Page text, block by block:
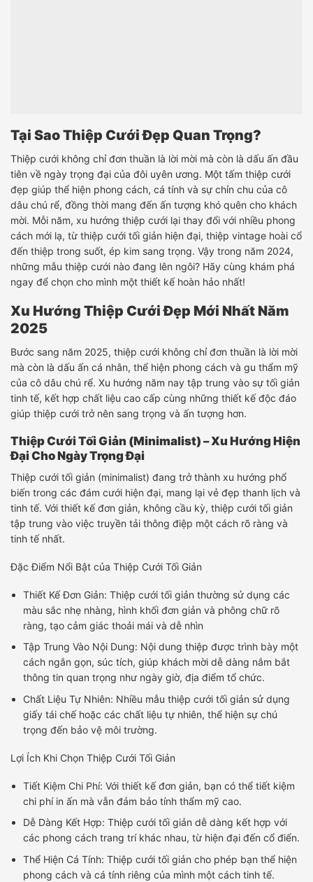
Tại Sao Thiệp Cưới Đẹp Quan Trọng?
Thiệp cưới không chỉ đơn thuần là lời mời mà còn là dấu ấn đầu
tiên về ngày trọng đại của đôi uyên ương. Một tấm thiệp cưới
đẹp giúp thể hiện phong cách, cá tính và sự chỉn chu của cô
dâu chú rể, đồng thời mang đến ấn tượng khó quên cho khách
mời. Mỗi năm, xu hướng thiệp cưới lại thay đổi với nhiều phong
cách mới lạ, từ thiệp cưới tối giản hiện đại, thiệp vintage hoài cổ
đến thiệp trong suốt, ép kim sang trọng. Vậy trong năm 2024,
những mẫu thiệp cưới nào đang lên ngôi? Hãy cùng khám phá
ngay để chọn cho mình một thiết kế hoàn hảo nhất!
Xu Hướng Thiệp Cưới Đẹp Mới Nhất Năm
2025
Bước sang năm 2025, thiệp cưới không chỉ đơn thuần là lời mời
mà còn là dấu ấn cá nhân, thể hiện phong cách và gu thẩm mỹ
của cô dâu chú rể. Xu hướng năm nay tập trung vào sự tối giản
tinh tế, kết hợp chất liệu cao cấp cùng những thiết kế độc đáo
giúp thiệp cưới trở nên sang trọng và ấn tượng hơn.
Thiệp Cưới Tối Giản (Minimalist) – Xu Hướng Hiện
Đại Cho Ngày Trọng Đại
Thiệp cưới tối giản (minimalist) đang trở thành xu hướng phổ
biến trong các đám cưới hiện đại, mang lại vẻ đẹp thanh lịch và
tinh tế. Với thiết kế đơn giản, không cầu kỳ, thiệp cưới tối giản
tập trung vào việc truyền tải thông điệp một cách rõ ràng và
tinh tế nhất.
Đặc Điểm Nổi Bật của Thiệp Cưới Tối Giản
Thiết Kế Đơn Giản: Thiệp cưới tối giản thường sử dụng các
màu sắc nhẹ nhàng, hình khối đơn giản và phông chữ rõ
ràng, tạo cảm giác thoải mái và dễ nhìn
Tập Trung Vào Nội Dung: Nội dung thiệp được trình bày một
cách ngắn gọn, súc tích, giúp khách mời dễ dàng nắm bắt
thông tin quan trọng như ngày giờ, địa điểm tổ chức.
Chất Liệu Tự Nhiên: Nhiều mẫu thiệp cưới tối giản sử dụng
giấy tái chế hoặc các chất liệu tự nhiên, thể hiện sự chú
trọng đến bảo vệ môi trường.
Lợi Ích Khi Chọn Thiệp Cưới Tối Giản
Tiết Kiệm Chi Phí: Với thiết kế đơn giản, bạn có thể tiết kiệm
chi phí in ấn mà vẫn đảm bảo tính thẩm mỹ cao.
Dễ Dàng Kết Hợp: Thiệp cưới tối giản dễ dàng kết hợp với
các phong cách trang trí khác nhau, từ hiện đại đến cổ điển.
Thể Hiện Cá Tính: Thiệp cưới tối giản cho phép bạn thể hiện
phong cách và cá tính riêng của mình một cách tinh tế.